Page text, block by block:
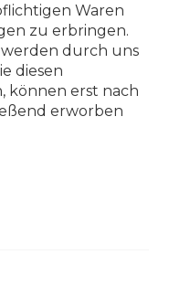
Waren
zu erbringen.
durch uns
diesen
können erst nach
erworben